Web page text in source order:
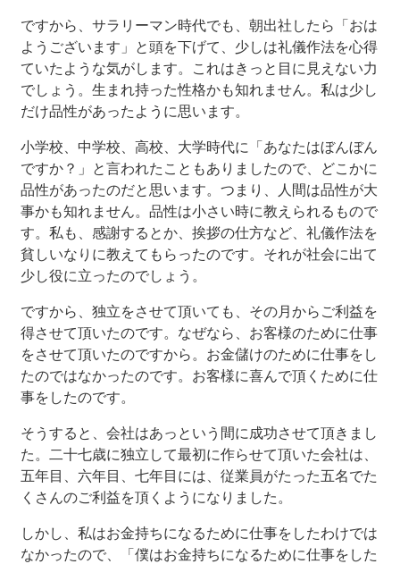
ですから、サラリーマン時代でも、朝出社したら「おは
ようございます」と頭を下げて、少しは礼儀作法を心得
ていたような気がします。これはきっと目に見えない力
でしょう。生まれ持った性格かも知れません。私は少し
だけ品性があったように思います。
小学校、中学校、高校、大学時代に「あなたはぼんぼん
ですか？」と言われたこともありましたので、どこかに
品性があったのだと思います。つまり、人間は品性が大
事かも知れません。品性は小さい時に教えられるもので
す。私も、感謝するとか、挨拶の仕方など、礼儀作法を
貧しいなりに教えてもらったのです。それが社会に出て
少し役に立ったのでしょう。
ですから、独立をさせて頂いても、その月からご利益を
得させて頂いたのです。なぜなら、お客様のために仕事
をさせて頂いたのですから。お金儲けのために仕事をし
たのではなかったのです。お客様に喜んで頂くために仕
事をしたのです。
そうすると、会社はあっという間に成功させて頂きまし
た。二十七歳に独立して最初に作らせて頂いた会社は、
五年目、六年目、七年目には、従業員がたった五名でた
くさんのご利益を頂くようになりました。
しかし、私はお金持ちになるために仕事をしたわけでは
なかったので、「僕はお金持ちになるために仕事をした